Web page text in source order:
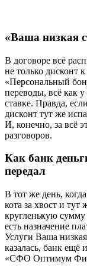
«Ваша низкая
В договоре всё
не только дисконт
«Персональный
переводы, всё как
ставке. Правда,
дисконт тут же
И, конечно, за всё
разговоров.
Как банк
передал
В тот же день,
кота за хвост и
кругленькую сумму
есть назначение
Услуги Ваша
казалась, банк
«СФО Оптимум